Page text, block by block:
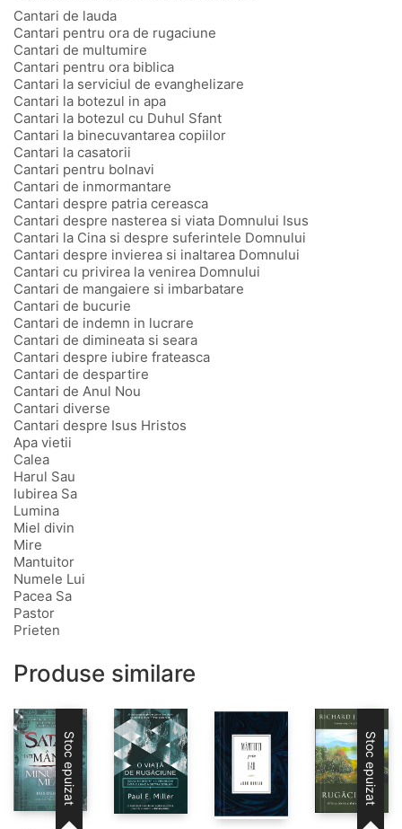
Cantari de lauda
Cantari pentru ora de rugaciune
Cantari de multumire
Cantari pentru ora biblica
Cantari la serviciul de evanghelizare
Cantari la botezul in apa
Cantari la botezul cu Duhul Sfant
Cantari la binecuvantarea copiilor
Cantari la casatorii
Cantari pentru bolnavi
Cantari de inmormantare
Cantari despre patria cereasca
Cantari despre nasterea si viata Domnului Isus
Cantari la Cina si despre suferintele Domnului
Cantari despre invierea si inaltarea Domnului
Cantari cu privirea la venirea Domnului
Cantari de mangaiere si imbarbatare
Cantari de bucurie
Cantari de indemn in lucrare
Cantari de dimineata si seara
Cantari despre iubire frateasca
Cantari de despartire
Cantari de Anul Nou
Cantari diverse
Cantari despre Isus Hristos
Apa vietii
Calea
Harul Sau
Iubirea Sa
Lumina
Miel divin
Mire
Mantuitor
Numele Lui
Pacea Sa
Pastor
Prieten
Produse similare
Stoc epuizat Stoc epuizat